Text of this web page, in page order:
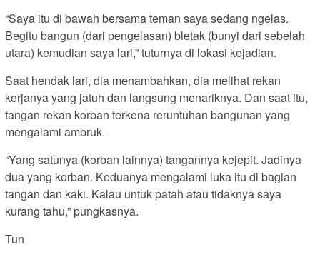
“Saya itu di bawah bersama teman saya sedang ngelas.
Begitu bangun (dari pengelasan) bletak (bunyi dari sebelah
utara) kemudian saya lari,” tuturnya di lokasi kejadian.
Saat hendak lari, dia menambahkan, dia melihat rekan
kerjanya yang jatuh dan langsung menariknya. Dan saat itu,
tangan rekan korban terkena reruntuhan bangunan yang
mengalami ambruk.
“Yang satunya (korban lainnya) tangannya kejepit. Jadinya
dua yang korban. Keduanya mengalami luka itu di bagian
tangan dan kaki. Kalau untuk patah atau tidaknya saya
kurang tahu,” pungkasnya.
Tun